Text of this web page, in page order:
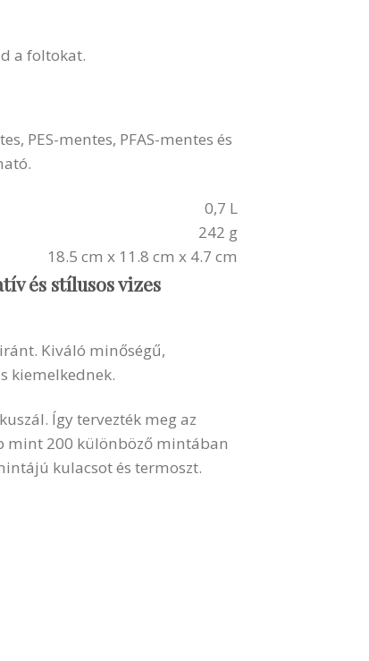
a foltokat.
PES-mentes, PFAS-mentes és
0,7 L
242 g
18.5 cm x 11.8 cm x 4.7 cm
és stílusos vizes
Kiváló minőségű,
kiemelkednek.
Így tervezték meg az
mint 200 különböző mintában
kulacsot és termoszt.